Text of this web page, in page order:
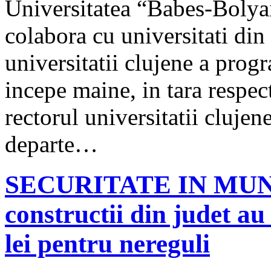
Universitatea “Babes-
colabora cu universitati din
universitatii clujene a
incepe maine, in tara
rectorul universitatii
departe…
SECURITATE IN
constructii din judet au
lei pentru nereguli